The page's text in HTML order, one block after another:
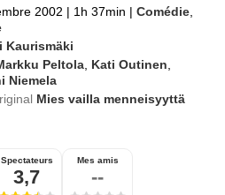
2002 | 1h 37min | Comédie,
Kaurismäki
Peltola, Kati Outinen,
Niemela
Mies vailla menneisyyttä
Spectateurs
3,7
Mes amis
--